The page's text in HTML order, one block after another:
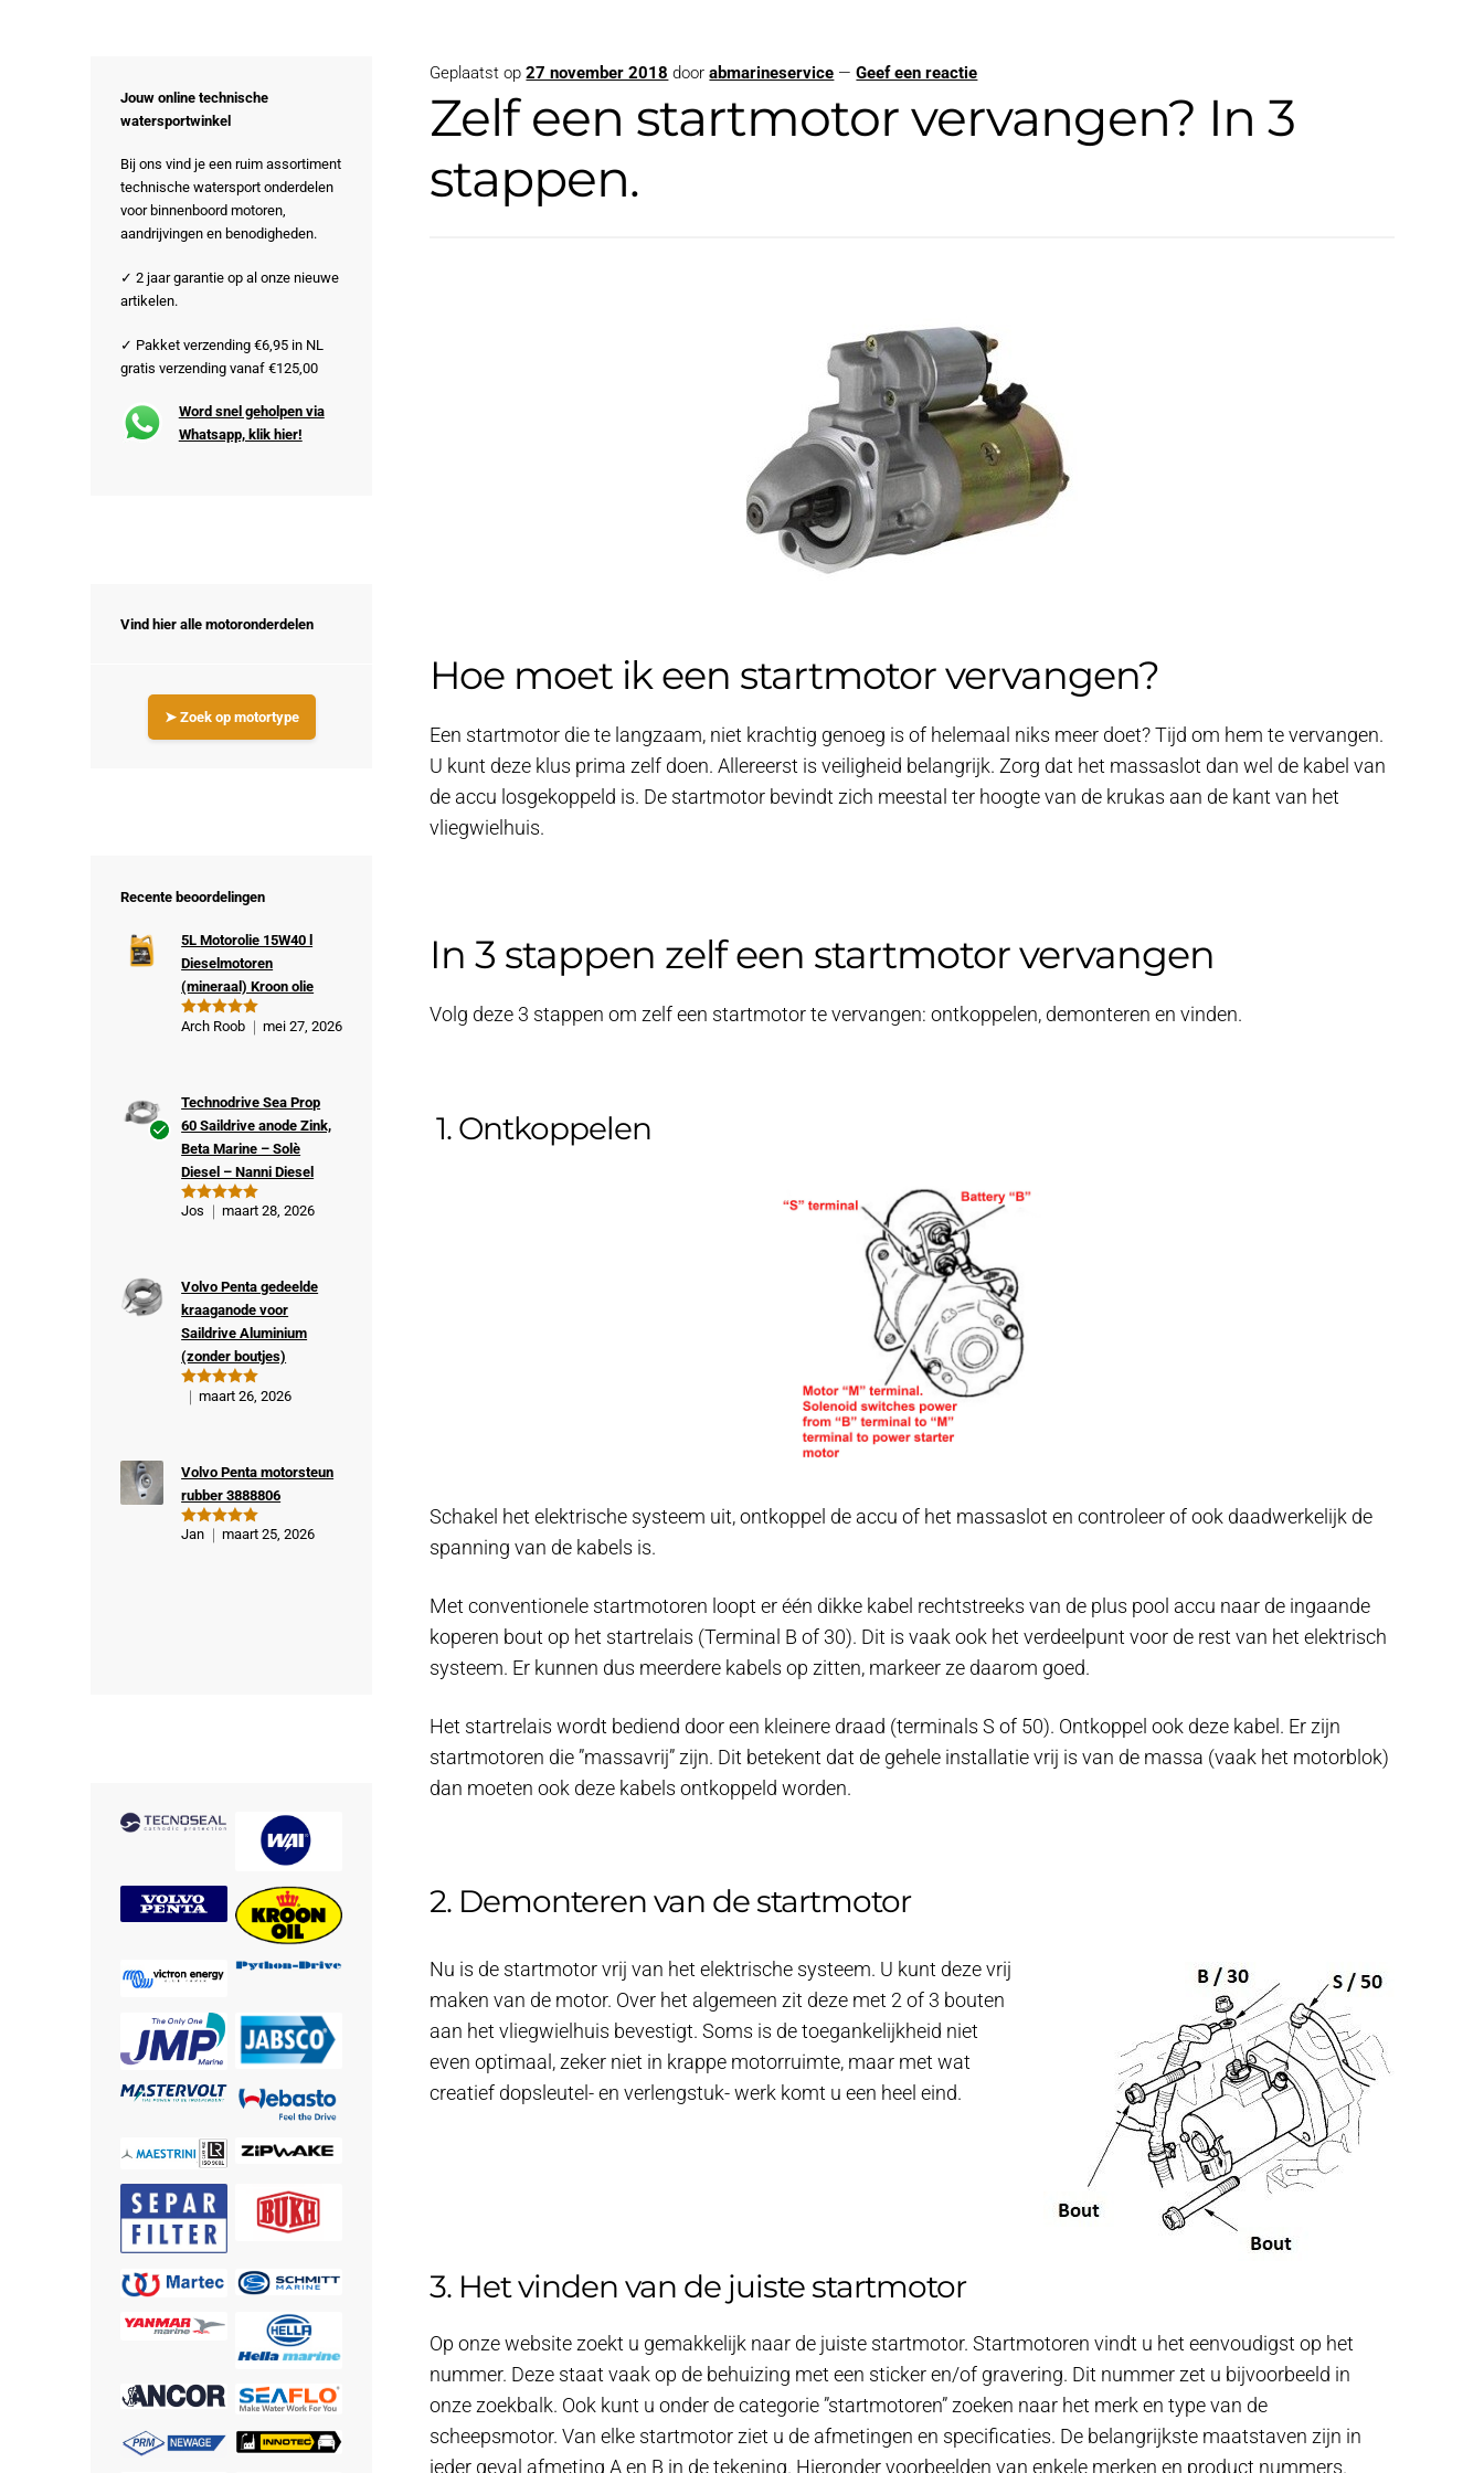
Geplaatst op27 november 2018 doorabmarineservice —Geef een reactie
Zelf een startmotor vervangen? In 3
stappen.
Hoe moet ik een startmotor vervangen?
Een startmotor die te langzaam, niet krachtig genoeg is of helemaal niks meer doet? Tijd om hem te vervangen.
U kunt deze klus prima zelf doen. Allereerst is veiligheid belangrijk. Zorg dat het massaslot dan wel de kabel van
de accu losgekoppeld is. De startmotor bevindt zich meestal ter hoogte van de krukas aan de kant van het
vliegwielhuis.
In 3 stappen zelf een startmotor vervangen
Volg deze 3 stappen om zelf een startmotor te vervangen: ontkoppelen, demonteren en vinden.
1. Ontkoppelen
Schakel het elektrische systeem uit, ontkoppel de accu of het massaslot en controleer of ook daadwerkelijk de
spanning van de kabels is.
Met conventionele startmotoren loopt er één dikke kabel rechtstreeks van de plus pool accu naar de ingaande
koperen bout op het startrelais (Terminal B of 30). Dit is vaak ook het verdeelpunt voor de rest van het elektrisch
systeem. Er kunnen dus meerdere kabels op zitten, markeer ze daarom goed.
Het startrelais wordt bediend door een kleinere draad (terminals S of 50). Ontkoppel ook deze kabel. Er zijn
startmotoren die ”massavrij” zijn. Dit betekent dat de gehele installatie vrij is van de massa (vaak het motorblok)
dan moeten ook deze kabels ontkoppeld worden.
2. Demonteren van de startmotor
Nu is de startmotor vrij van het elektrische systeem. U kunt deze vrij
maken van de motor. Over het algemeen zit deze met 2 of 3 bouten
aan het vliegwielhuis bevestigt. Soms is de toegankelijkheid niet
even optimaal, zeker niet in krappe motorruimte, maar met wat
creatief dopsleutel- en verlengstuk- werk komt u een heel eind.
3. Het vinden van de juiste startmotor
Op onze website zoekt u gemakkelijk naar de juiste startmotor. Startmotoren vindt u het eenvoudigst op het
nummer. Deze staat vaak op de behuizing met een sticker en/of gravering. Dit nummer zet u bijvoorbeeld in
onze zoekbalk. Ook kunt u onder de categorie ”startmotoren” zoeken naar het merk en type van de
scheepsmotor. Van elke startmotor ziet u de afmetingen en specificaties. De belangrijkste maatstaven zijn in
ieder geval afmeting A en B in de tekening. Hieronder voorbeelden van enkele merken en product nummers.
Jouw online technische
watersportwinkel
Bij ons vind je een ruim assortiment
technische watersport onderdelen
voor binnenboord motoren,
aandrijvingen en benodigheden.
✓ 2 jaar garantie op al onze nieuwe
artikelen.
✓ Pakket verzending €6,95 in NL
gratis verzending vanaf €125,00
Word snel geholpen via
Whatsapp, klik hier!
Vind hier alle motoronderdelen
➤ Zoek op motortype
Recente beoordelingen
Gewaardeer
5L Motorolie 15W40 l
Dieselmotoren
(mineraal) Kroon olie
Arch Roob mei 27, 2026
Gewaardeer
Technodrive Sea Prop
60 Saildrive anode Zink,
Beta Marine – Solè
Diesel – Nanni Diesel
Jos maart 28, 2026
Gewaardeer
Volvo Penta gedeelde
kraaganode voor
Saildrive Aluminium
(zonder boutjes)
maart 26, 2026
Gewaardeer
Volvo Penta motorsteun
rubber 3888806
Jan maart 25, 2026